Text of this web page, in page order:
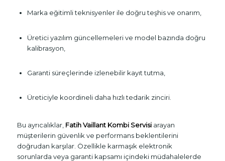
Marka eğitimli teknisyenler ile doğru teşhis ve onarım,
Üretici yazılım güncellemeleri ve model bazında doğru
kalibrasyon,
Garanti süreçlerinde izlenebilir kayıt tutma,
Üreticiyle koordineli daha hızlı tedarik zinciri.
Bu ayrıcalıklar, Fatih Vaillant Kombi Servisiarayan
müşterilerin güvenlik ve performans beklentilerini
doğrudan karşılar. Özellikle karmaşık elektronik
sorunlarda veya garanti kapsamı içindeki müdahalelerde